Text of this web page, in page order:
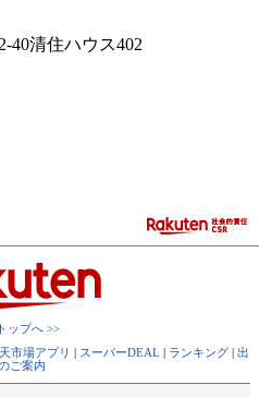
40清住ハウス402
ップへ >>
市場アプリ スーパーDEAL ランキング
出
ご案内